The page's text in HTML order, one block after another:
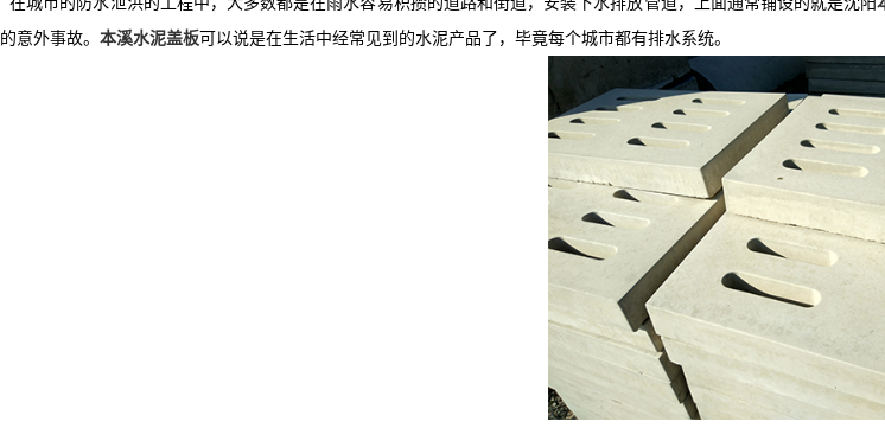
的意外事故。 本溪水泥盖板可以说是在生活中经常见到的水泥产品了，毕竟每个城市都有排水系统。